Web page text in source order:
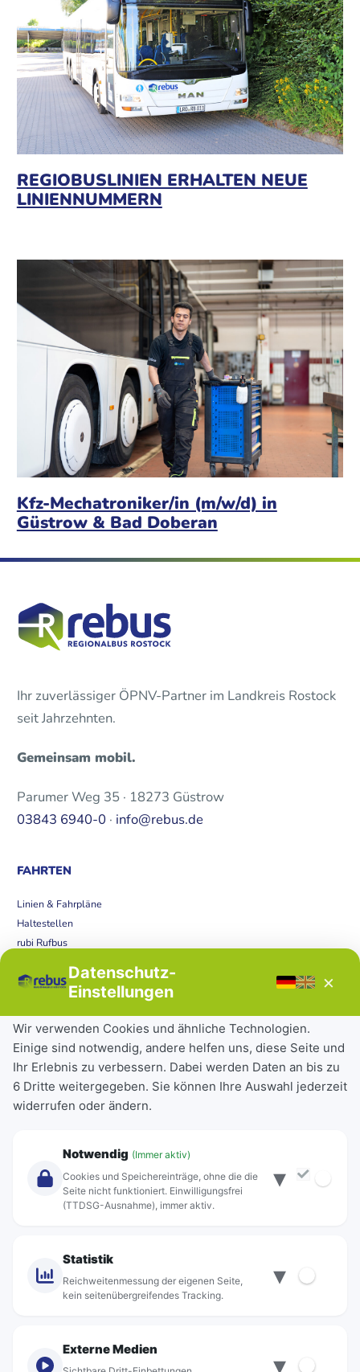
REGIOBUSLINIEN ERHALTEN NEUE
LINIENNUMMERN
Kfz-Mechatroniker/in (m/w/d) in
Güstrow & Bad Doberan
Ihr zuverlässiger ÖPNV-Partner im Landkreis Rostock
seit Jahrzehnten.
Gemeinsam mobil.
Parumer Weg 35 · 18273 Güstrow
03843 6940-0 · info@rebus.de
FAHRTEN
Linien & Fahrpläne
Haltestellen
rubi Rufbus
Störungen
Tickets & Tarife
Deutschlandticket
Schülerkarte
Einzeltickets
Abonnements
Über Rebus
Standorte
Datenschutz-
Einstellungen
×
Wir verwenden Cookies und ähnliche Technologien.
Einige sind notwendig, andere helfen uns, diese Seite und
Ihr Erlebnis zu verbessern. Dabei werden Daten an bis zu
6 Dritte weitergegeben. Sie können Ihre Auswahl jederzeit
widerrufen oder ändern.
Notwendig (Immer aktiv)
Cookies und Speichereinträge, ohne die die
Seite nicht funktioniert. Einwilligungsfrei
(TTDSG-Ausnahme), immer aktiv.
▾
Statistik
Reichweitenmessung der eigenen Seite,
kein seitenübergreifendes Tracking.
▾
Externe Medien
▾